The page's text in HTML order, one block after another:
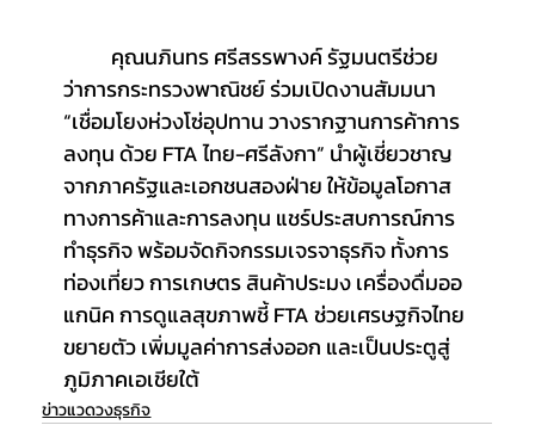
ว่าการกระทรวงพาณิชย์ ร่วมเปิดงานสัมมนา
“เชื่อมโยงห่วงโซ่อุปทาน วางรากฐานการค้าการ
ลงทุน ด้วย FTA ไทย-ศรีลังกา” นำผู้เชี่ยวชาญ
จากภาครัฐและเอกชนสองฝ่าย ให้ข้อมูลโอกาส
ทางการค้าและการลงทุน แชร์ประสบการณ์การ
ทำธุรกิจ พร้อมจัดกิจกรรมเจรจาธุรกิจ ทั้งการ
ท่องเที่ยว การเกษตร สินค้าประมง เครื่องดื่มออ
แกนิค การดูแลสุขภาพชี้ FTA ช่วยเศรษฐกิจไทย
ขยายตัว เพิ่มมูลค่าการส่งออก และเป็นประตูสู่
ภูมิภาคเอเชียใต้
ข่าวแวดวงธุรกิจ